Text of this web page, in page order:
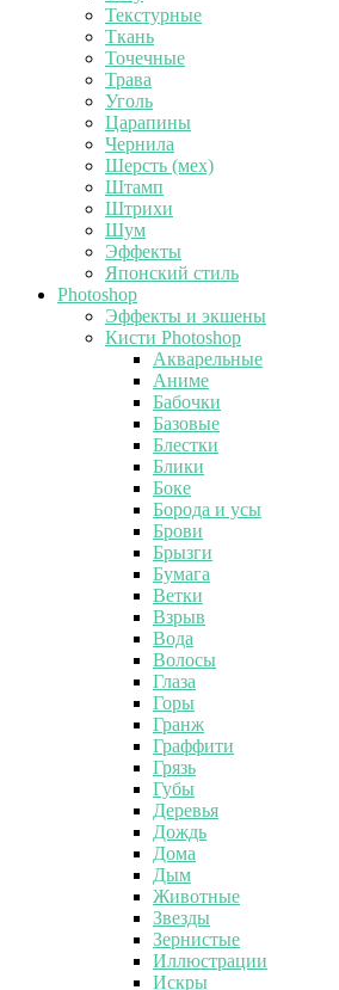
Текстурные
Ткань
Точечные
Трава
Уголь
Царапины
Чернила
Шерсть (мех)
Штамп
Штрихи
Шум
Эффекты
Японский стиль
Photoshop
Эффекты и экшены
Кисти Photoshop
Акварельные
Аниме
Бабочки
Базовые
Блестки
Блики
Боке
Борода и усы
Брови
Брызги
Бумага
Ветки
Взрыв
Вода
Волосы
Глаза
Горы
Гранж
Граффити
Грязь
Губы
Деревья
Дождь
Дома
Дым
Животные
Звезды
Зернистые
Иллюстрации
Искры